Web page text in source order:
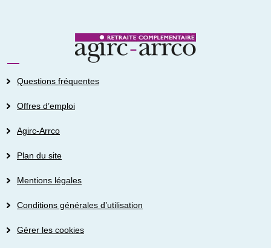
Questions fréquentes
Offres d’emploi
Agirc-Arrco
Plan du site
Mentions légales
Conditions générales d’utilisation
Gérer les cookies